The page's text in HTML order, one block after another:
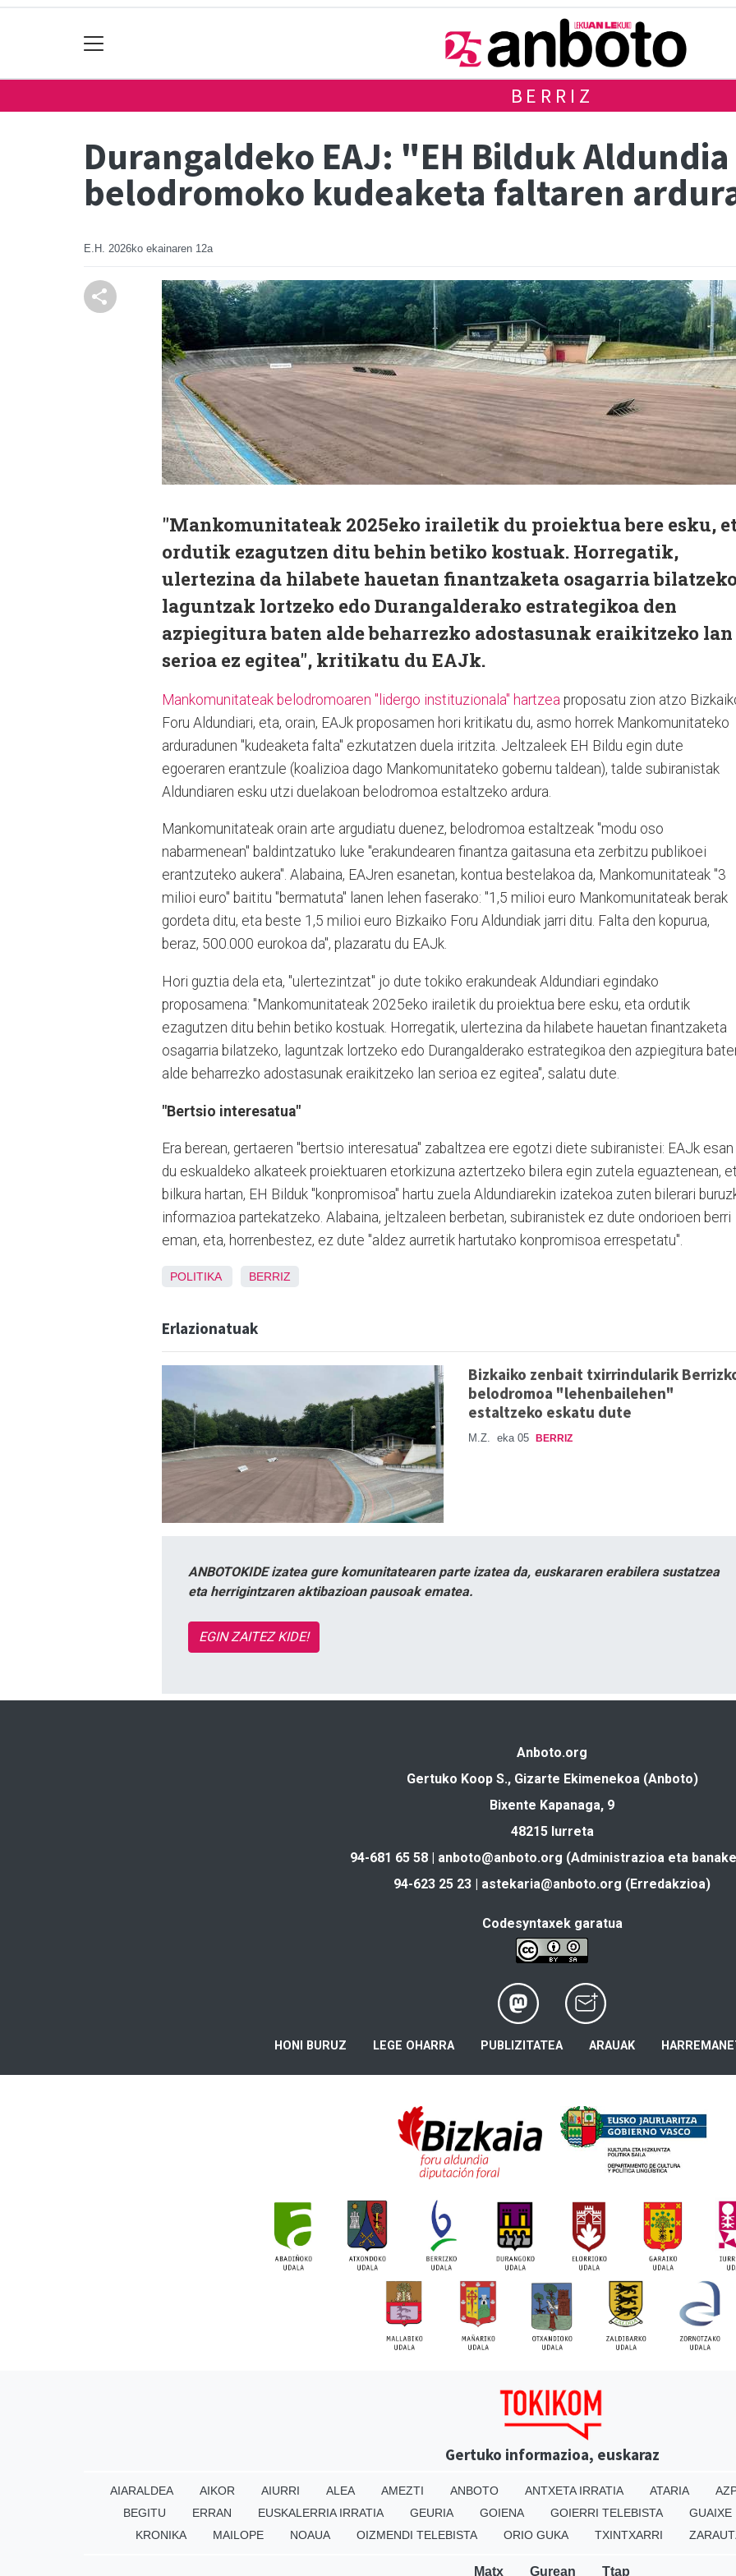
BERRIZ
Durangaldeko EAJ: "EH Bilduk
belodromoko kudeaketa faltaren
E.H. 2026ko ekainaren 12a
"Mankomunitateak 2025eko irailetik du proiektua bere esku,
ordutik ezagutzen ditu behin betiko kostuak. Horregatik,
ulertezina da hilabete hauetan finantzaketa osagarria
laguntzak lortzeko edo Durangalderako estrategikoa den
azpiegitura baten alde beharrezko adostasunak eraikitzeko lan
serioa ez egitea", kritikatu du EAJk.
Mankomunitateak belodromoaren "lidergo instituzionala" hartzea proposatu zion atzo
Foru Aldundiari, eta, orain, EAJk proposamen hori kritikatu du, asmo horrek Mankomunitateko
arduradunen "kudeaketa falta" ezkutatzen duela iritzita. Jeltzaleek EH Bildu egin dute
egoeraren erantzule (koalizioa dago Mankomunitateko gobernu taldean), talde subiranistak
Aldundiaren esku utzi duelakoan belodromoa estaltzeko ardura.
Mankomunitateak orain arte argudiatu duenez, belodromoa estaltzeak "modu oso
nabarmenean" baldintzatuko luke "erakundearen finantza gaitasuna eta zerbitzu publikoei
erantzuteko aukera". Alabaina, EAJren esanetan, kontua bestelakoa da, Mankomunitateak "3
milioi euro" baititu "bermatuta" lanen lehen faserako: "1,5 milioi euro Mankomunitateak berak
gordeta ditu, eta beste 1,5 milioi euro Bizkaiko Foru Aldundiak jarri ditu. Falta den kopurua,
beraz, 500.000 eurokoa da", plazaratu du EAJk.
Hori guztia dela eta, "ulertezintzat" jo dute tokiko erakundeak Aldundiari egindako
proposamena: "Mankomunitateak 2025eko irailetik du proiektua bere esku, eta ordutik
ezagutzen ditu behin betiko kostuak. Horregatik, ulertezina da hilabete hauetan finantzaketa
osagarria bilatzeko, laguntzak lortzeko edo Durangalderako estrategikoa den azpiegitura
alde beharrezko adostasunak eraikitzeko lan serioa ez egitea", salatu dute.
"Bertsio interesatua"
Era berean, gertaeren "bertsio interesatua" zabaltzea ere egotzi diete subiranistei: EAJk esan
du eskualdeko alkateek proiektuaren etorkizuna aztertzeko bilera egin zutela eguaztenean,
bilkura hartan, EH Bilduk "konpromisoa" hartu zuela Aldundiarekin izatekoa zuten bilerari
informazioa partekatzeko. Alabaina, jeltzaleen berbetan, subiranistek ez dute ondorioen berri
eman, eta, horrenbestez, ez dute "aldez aurretik hartutako konpromisoa errespetatu".
POLITIKA BERRIZ
Erlazionatuak
Bizkaiko zenbait txirrindularik
belodromoa "lehenbailehen"
estaltzeko eskatu dute
M.Z. eka 05 BERRIZ
ANBOTOKIDE izatea gure komunitatearen parte izatea da, euskararen erabilera sustatzea
eta herrigintzaren aktibazioan pausoak ematea.
EGIN ZAITEZ KIDE!
Anboto.org
Gertuko Koop S., Gizarte Ekimenekoa (Anboto)
Bixente Kapanaga, 9
48215 Iurreta
94-681 65 58 | anboto@anboto.org (Administrazioa eta
94-623 25 23 | astekaria@anboto.org (Erredakzioa)
Codesyntaxek garatua
HONI BURUZ LEGE OHARRA PUBLIZITATEA ARAUAK
Gertuko informazioa, euskaraz
AIARALDEA AIKOR AIURRI ALEA AMEZTI ANBOTO ANTXETA IRRATIA ATARIA
BEGITU
ERRAN EUSKALERRIA IRRATIA GEURIA GOIENA GOIERRI TELEBISTA GUAIXE
KRONIKA
MAILOPE NOAUA OIZMENDI TELEBISTA ORIO GUKA TXINTXARRI
Matx Gurean Ttap